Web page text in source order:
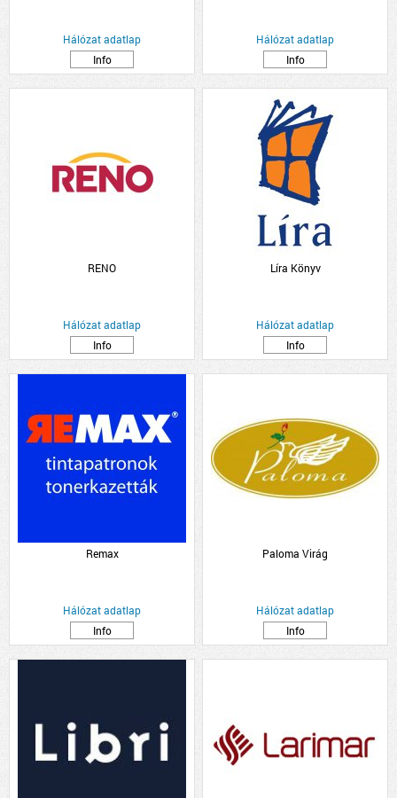
Hálózat adatlap
Info
Hálózat adatlap
Info
RENO
Hálózat adatlap
Info
Líra Könyv
Hálózat adatlap
Info
Remax
Hálózat adatlap
Info
Paloma Virág
Hálózat adatlap
Info